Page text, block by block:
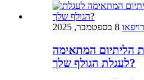
רויפאו 8 בספטמבר, 2025
הליתיום המתאימה
לעגלת הגולף שלך?